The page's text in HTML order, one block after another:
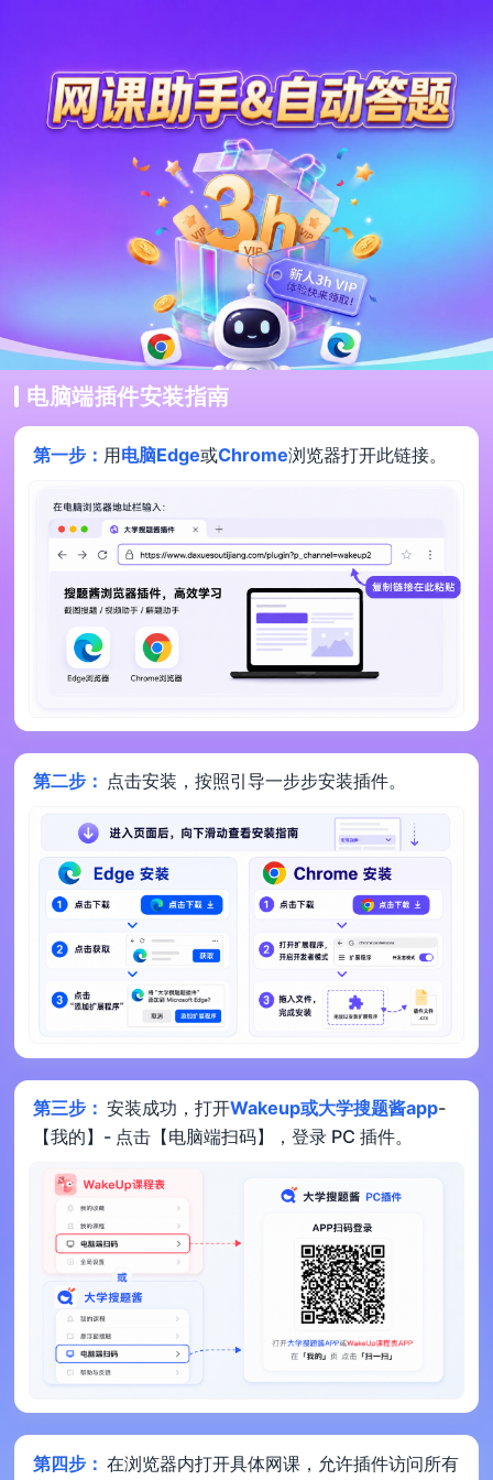
电脑端插件安装指南
第一步： 用电脑Edge或Chrome浏览器打开此链接。
第二步： 点击安装，按照引导一步步安装插件。
第三步： 安装成功，打开Wakeup或大学搜题酱app-
【我的】- 点击【电脑端扫码】，登录 PC 插件。
第四步： 在浏览器内打开具体网课，允许插件访问所有